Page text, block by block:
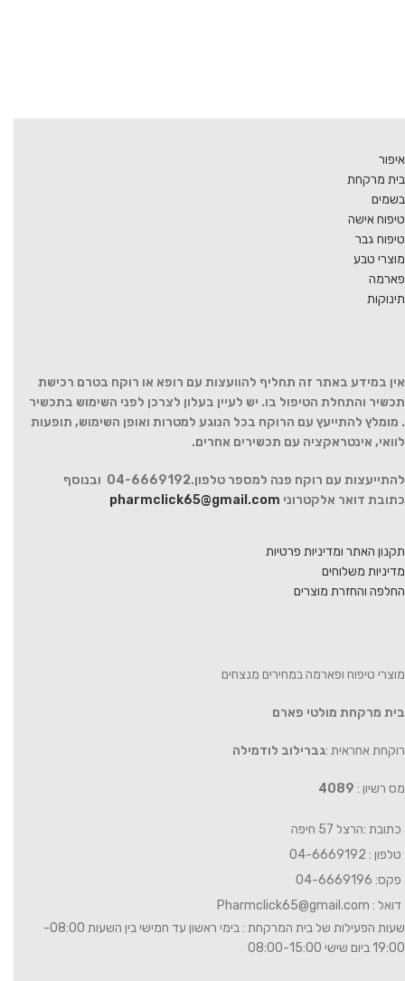
איפור
בית מרקחת
בשמים
טיפוח אישה
טיפוח גבר
מוצרי טבע
פארמה
תינוקות
אין במידע באתר זה תחליף להוועצות עם רופא או רוקח בטרם רכישת
תכשיר והתחלת הטיפול בו. יש לעיין בעלון לצרכן לפני השימוש בתכשיר
. מומלץ להתייעץ עם הרוקח בכל הנוגע למטרות ואופן השימוש, תופעות
לוואי, אינטראקציה עם תכשירים אחרים.
להתייעצות עם רוקח פנה למספר טלפון.04-6669192 ובנוסף
כתובת דואר אלקטרוני pharmclick65@gmail.com
תקנון האתר ומדיניות פרטיות
מדיניות משלוחים
החלפה והחזרת מוצרים
מוצרי טיפוח ופארמה במחירים מנצחים
בית מרקחת מולטי פארם
רוקחת אחראית :גברילוב לודמילה
מס רשיון : 4089
כתובת :הרצל 57 חיפה
טלפון : 04-6669192
פקס: 04-6669196
דואל : Pharmclick65@gmail.com
שעות הפעילות של בית המרקחת : בימי ראשון עד חמישי בין השעות 08:00-
19:00 ביום שישי 08:00-15:00